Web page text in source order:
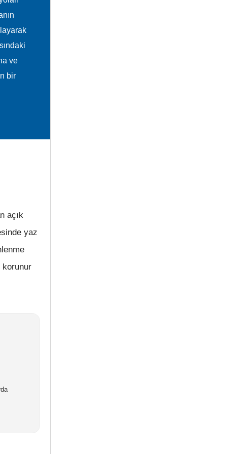
ve
bir
açık
yaz
korunur